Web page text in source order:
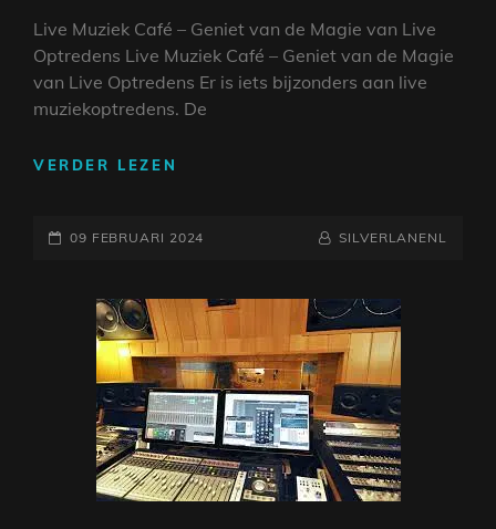
Live Muziek Café – Geniet van de Magie van Live
Optredens Live Muziek Café – Geniet van de Magie
van Live Optredens Er is iets bijzonders aan live
muziekoptredens. De
VERDER LEZEN
MUZIEK
GEZELLIGE
CAFÉ
GEPLAATST
09 FEBRUARI 2024 NAAMREGEL
BYLINE
SILVERLANENL